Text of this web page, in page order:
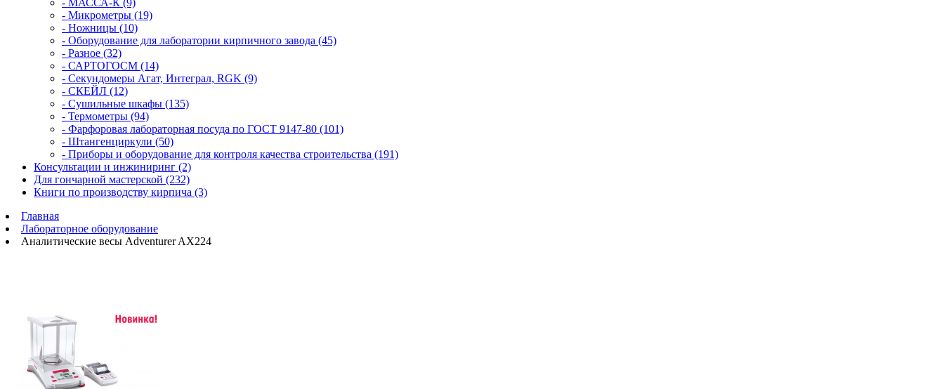
- Микрометры (19)
- Ножницы (10)
- Оборудование для лаборатории кирпичного завода (45)
- Разное (32)
- САРТОГОСМ (14)
- Секундомеры Агат, Интеграл, RGK (9)
- СКЕЙЛ (12)
- Сушильные шкафы (135)
- Термометры (94)
- Фарфоровая лабораторная посуда по ГОСТ 9147-80 (101)
- Штангенциркули (50)
- Приборы и оборудование для контроля качества строительства (191)
Консультации и инжиниринг (2)
Для гончарной мастерской (232)
Книги по производству кирпича (3)
Главная
Лабораторное оборудование
Аналитические весы Adventurer AX224